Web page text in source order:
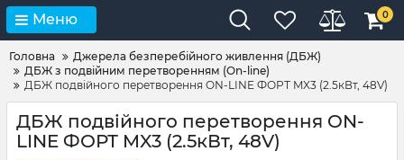
Меню 0
Головна
Джерела безперебійного живлення (ДБЖ)
ДБЖ з подвійним перетворенням (On-line)
ДБЖ подвійного перетворення ON-LINE ФОРТ MX3 (2.5кВт, 48V)
ДБЖ подвійного перетворення ON-
LINE ФОРТ MX3 (2.5кВт, 48V)